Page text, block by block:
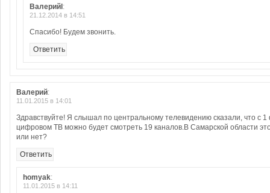
Валерийl :
21.12.2014 в 14:51
Спасибо! Будем звонить.
Ответить
Валерий:
11.01.2015 в 14:01
Здравствуйте! Я слышал по центральному телевидению сказали, что с 1
цифровом ТВ можно будет смотреть 19 каналов.В Самарской области
или нет?
Ответить
homyak:
11.01.2015 в 14:11